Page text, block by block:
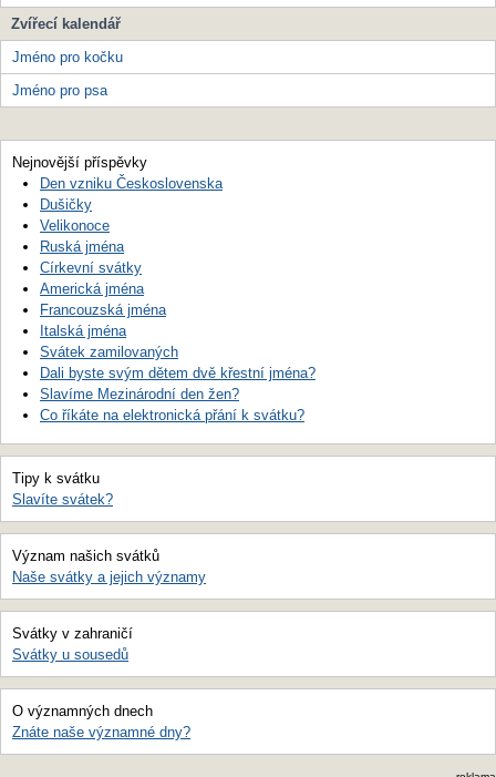
Zvířecí kalendář
Jméno pro kočku
Jméno pro psa
Nejnovější příspěvky
Den vzniku Československa
Dušičky
Velikonoce
Ruská jména
Církevní svátky
Americká jména
Francouzská jména
Italská jména
Svátek zamilovaných
Dali byste svým dětem dvě křestní jména?
Slavíme Mezinárodní den žen?
Co říkáte na elektronická přání k svátku?
Tipy k svátku
Slavíte svátek?
Význam našich svátků
Naše svátky a jejich významy
Svátky v zahraničí
Svátky u sousedů
O významných dnech
Znáte naše významné dny?